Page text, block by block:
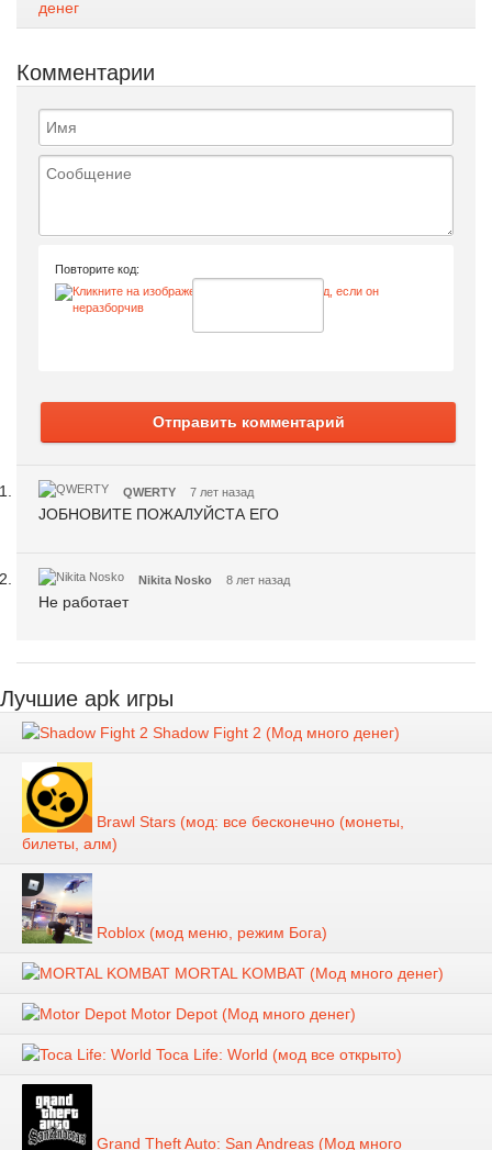
денег
Комментарии
Повторите код:
Отправить комментарий
QWERTY 7 лет назад
JОБНОВИТЕ ПОЖАЛУЙСТА ЕГО
Nikita Nosko 8 лет назад
Не работает
Лучшие apk игры
Shadow Fight 2 (Мод много денег)
Brawl Stars (мод: все бесконечно (монеты,
билеты, алм)
Roblox (мод меню, режим Бога)
MORTAL KOMBAT (Мод много денег)
Motor Depot (Мод много денег)
Toca Life: World (мод все открыто)
Grand Theft Auto: San Andreas (Мод много